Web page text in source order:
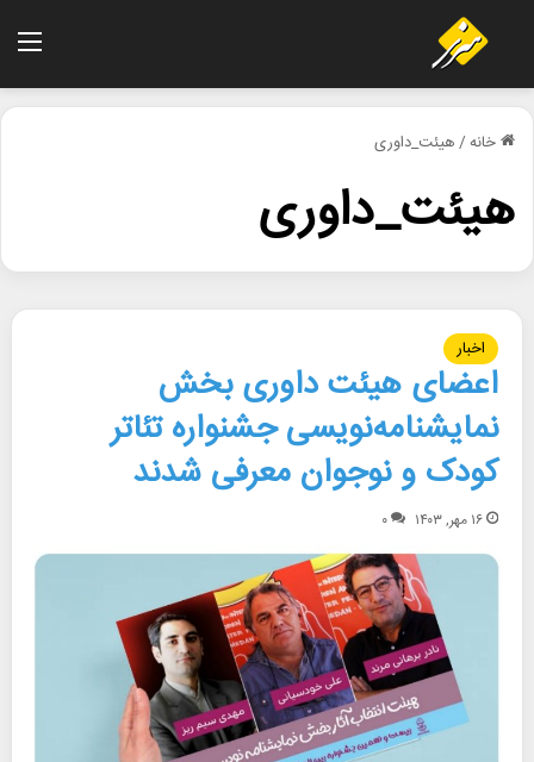
خانه/هیئت_داوری
هیئت_داوری
اخبار
اعضای هیئت داوری بخش
نمایشنامه‌نویسی جشنواره تئاتر
کودک و نوجوان معرفی شدند
۱۶ مهر, ۱۴۰۳ ۰